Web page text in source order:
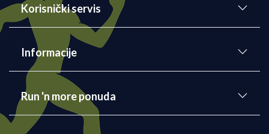
Korisnički servis
Informacije
Run 'n more ponuda